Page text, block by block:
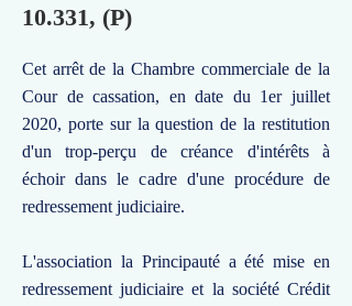
10.331, (P)
Cet arrêt de la Chambre commerciale de la
Cour de cassation, en date du 1er juillet
2020, porte sur la question de la restitution
d'un trop-perçu de créance d'intérêts à
échoir dans le cadre d'une procédure de
redressement judiciaire.
L'association la Principauté a été mise en
redressement judiciaire et la société Crédit